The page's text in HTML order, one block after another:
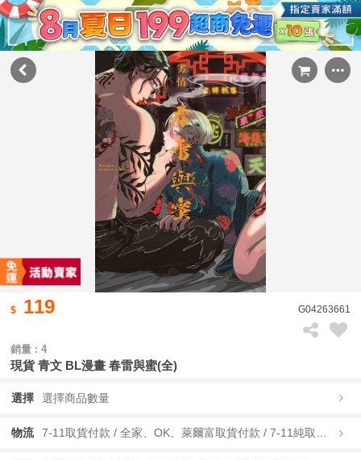
119 G04263661
銷量 : 4
現貨 青文 BL漫畫 春雷與蜜(全)
選擇 選擇商品數量
物流